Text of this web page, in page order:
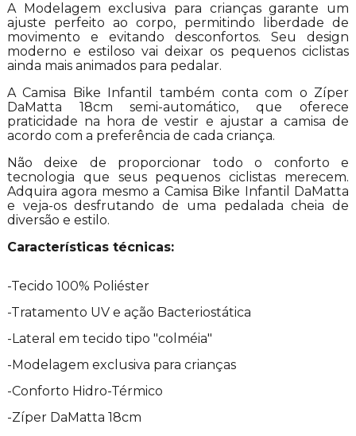
A Modelagem exclusiva para crianças garante um
ajuste perfeito ao corpo, permitindo liberdade de
movimento e evitando desconfortos. Seu design
moderno e estiloso vai deixar os pequenos ciclistas
ainda mais animados para pedalar.
A Camisa Bike Infantil também conta com o Zíper
DaMatta 18cm semi-automático, que oferece
praticidade na hora de vestir e ajustar a camisa de
acordo com a preferência de cada criança.
Não deixe de proporcionar todo o conforto e
tecnologia que seus pequenos ciclistas merecem.
Adquira agora mesmo a Camisa Bike Infantil DaMatta
e veja-os desfrutando de uma pedalada cheia de
diversão e estilo.
Características técnicas:
-Tecido 100% Poliéster
-Tratamento UV e ação Bacteriostática
-Lateral em tecido tipo "colméia"
-Modelagem exclusiva para crianças
-Conforto Hidro-Térmico
-Zíper DaMatta 18cm